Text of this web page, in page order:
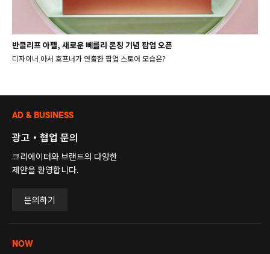
반클리프 아펠, 새로운 뻬를리 론칭 기념 팝업 오픈
디자이너 아서 호프너가 연출한 팝업 스토어 모습은?
AD & BUSINESS
광고・협업 문의
크리에이터와 브랜드의 다양한
제안을 환영합니다.
문의하기
NOW